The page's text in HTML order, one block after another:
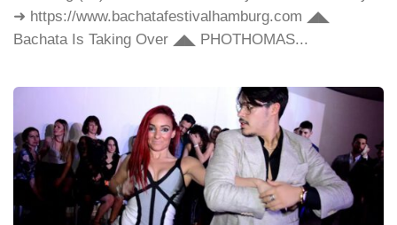
➜ https://www.bachatafestivalhamburg.com ◢◣
Bachata Is Taking Over ◢◣ PHOTHOMAS...